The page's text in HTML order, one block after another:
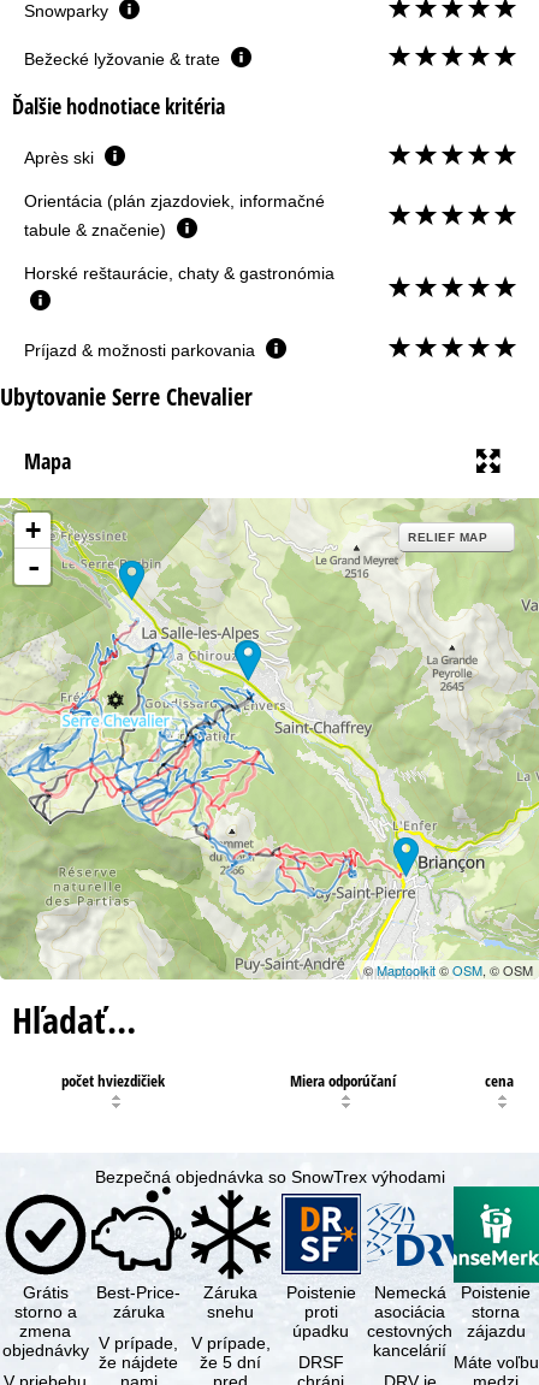
Snowparky
Bežecké lyžovanie & trate
Ďalšie hodnotiace kritéria
Après ski
Orientácia (plán zjazdoviek, informačné
tabule & značenie)
Horské reštaurácie, chaty & gastronómia
Príjazd & možnosti parkovania
Ubytovanie Serre Chevalier
Mapa
+
-
RELIEF MAP
©Maptoolkit©OSM, © OSM
Hľadať…
počet hviezdičiek Miera odporúčaní cena
Bezpečná objednávka so SnowTrex výhodami
Grátis
storno a
zmena
objednávky
V priebehu
Best-Price-
záruka
V prípade,
že nájdete
nami
Záruka
snehu
V prípade,
že 5 dní
pred
Poistenie
proti
úpadku
DRSF
chráni
Nemecká
asociácia
cestovných
kancelárií
DRV je
Poistenie
storna
zájazdu
Máte voľbu
medzi